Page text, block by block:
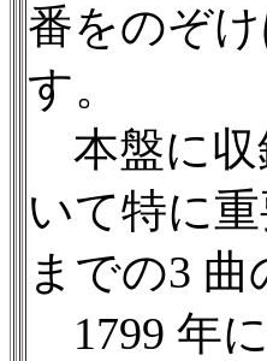
番をのぞ
す。
本盤に収
いて特に
までの3
1799 年